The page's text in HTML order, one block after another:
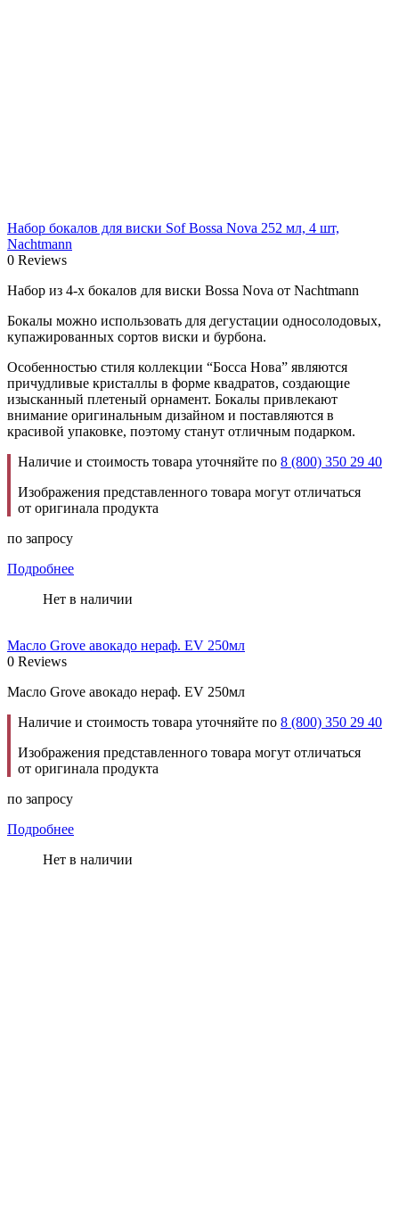
Набор бокалов для виски Sof Bossa Nova 252 мл, 4 шт,
Nachtmann
0 Reviews
Набор из 4-х бокалов для виски Bossa Nova от Nachtmann
Бокалы можно использовать для дегустации односолодовых,
купажированных сортов виски и бурбона.
Особенностью стиля коллекции “Босса Нова” являются
причудливые кристаллы в форме квадратов, создающие
изысканный плетеный орнамент. Бокалы привлекают
внимание оригинальным дизайном и поставляются в
красивой упаковке, поэтому станут отличным подарком.
Наличие и стоимость товара уточняйте по 8 (800) 350 29 40
Изображения представленного товара могут отличаться
от оригинала продукта
по запросу
Подробнее
Нет в наличии
Масло Grove авокадо нераф. EV 250мл
0 Reviews
Масло Grove авокадо нераф. EV 250мл
Наличие и стоимость товара уточняйте по 8 (800) 350 29 40
Изображения представленного товара могут отличаться
от оригинала продукта
по запросу
Подробнее
Нет в наличии